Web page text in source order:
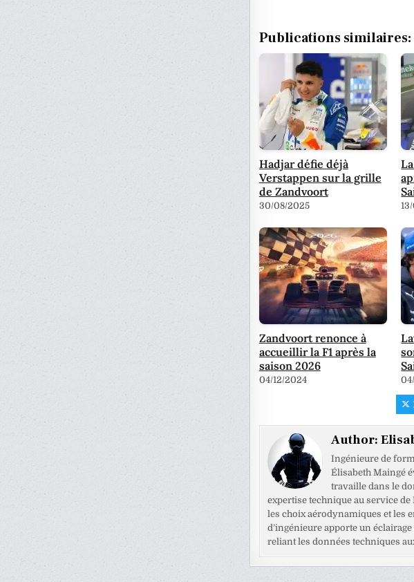
Publications similaires:
Hadjar défie déjà
Verstappen sur la grille
de Zandvoort
30/08/2025
Zandvoort renonce à
accueillir la F1 après la
saison 2026
04/12/2024
Author:
Ingénieure de
Élisabeth Maingé
travaille dans le
expertise technique au service
les choix aérodynamiques et les
d’ingénieure apporte un
reliant les données techniques